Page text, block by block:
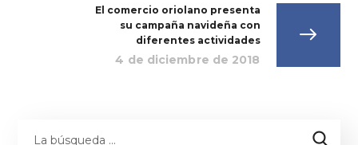
El comercio oriolano presenta
su campaña navideña con
diferentes actividades
4 de diciembre de 2018